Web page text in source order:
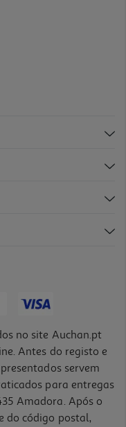
no site Auchan.pt
Antes do registo e
servem
para entregas
Amadora. Após o
do código postal,